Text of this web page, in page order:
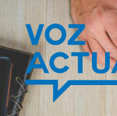
contenido